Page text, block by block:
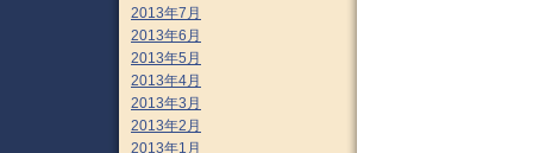
2013年7月
2013年6月
2013年5月
2013年4月
2013年3月
2013年2月
2013年1月